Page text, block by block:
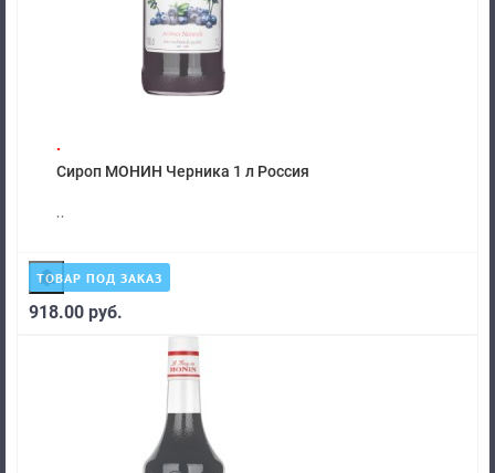
.
Сироп МОНИН Черника 1 л Россия
..
ТОВАР ПОД ЗАКАЗ
918.00 руб.